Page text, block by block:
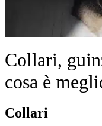
Collari,
cosa è
Collari